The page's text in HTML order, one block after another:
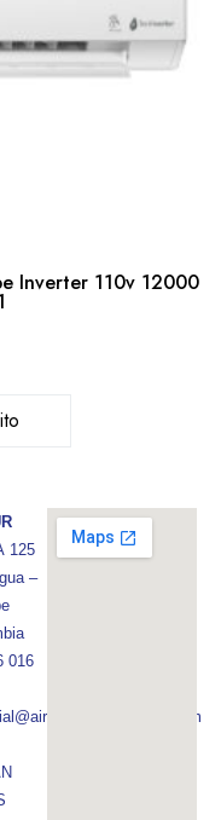
Inverter 110v 12000
125
–
016